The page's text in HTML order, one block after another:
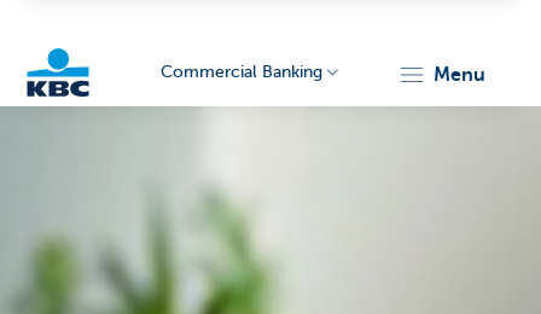
Commercial Banking menu